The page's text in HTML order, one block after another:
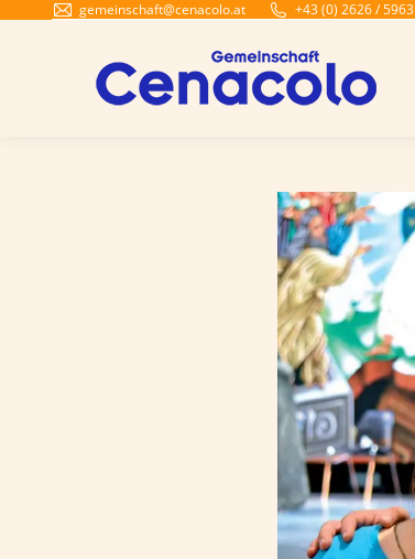
gemeinschaft@cenacolo.at +43 (0) 2626 / 5963